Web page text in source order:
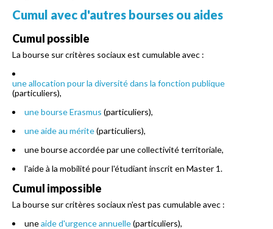
Cumul avec d'autres bourses ou aides
Cumul possible
La bourse sur critères sociaux est cumulable avec :
une allocation pour la diversité dans la fonction publique
(particuliers),
une bourse Erasmus (particuliers),
une aide au mérite(particuliers),
une bourse accordée par une collectivité territoriale,
l'aide à la mobilité pour l'étudiant inscrit en Master 1.
Cumul impossible
La bourse sur critères sociaux n'est pas cumulable avec :
uneaide d'urgence annuelle(particuliers),